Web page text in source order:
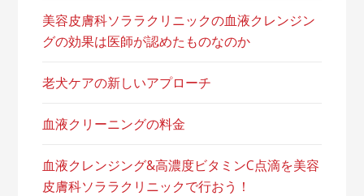
美容皮膚科ソララクリニックの血液クレンジン
グの効果は医師が認めたものなのか
老犬ケアの新しいアプローチ
血液クリーニングの料金
血液クレンジング&高濃度ビタミンC点滴を美容
皮膚科ソララクリニックで行おう！